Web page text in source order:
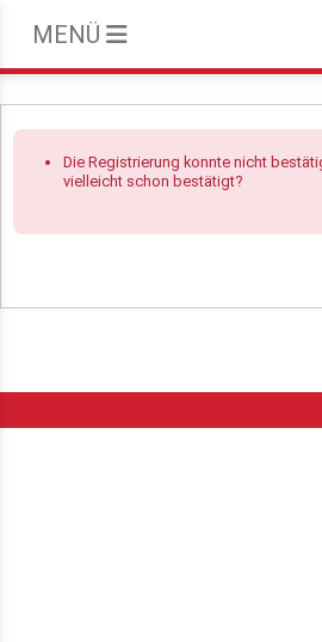
MENÜ
Die Registrierung konnte nicht
vielleicht schon bestätigt?